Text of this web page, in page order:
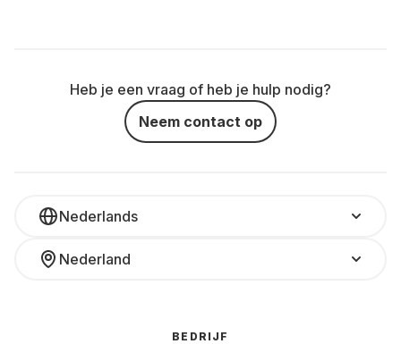
Heb je een vraag of heb je hulp nodig?
Neem contact op
Nederlands
Nederland
BEDRIJF